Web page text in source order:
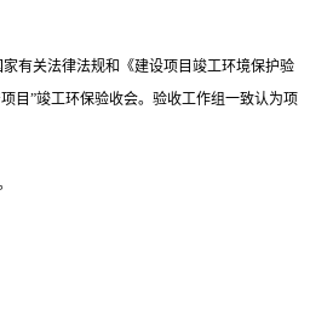
有关法律法规和《建设项目竣工环境保护验
目”竣工环保验收会。验收工作组一致认为项